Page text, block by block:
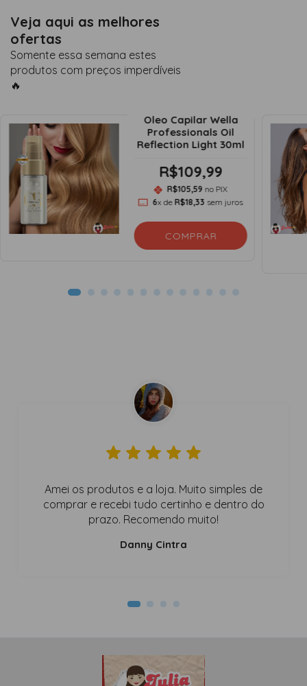
Veja aqui as melhores
ofertas
Somente essa semana estes
produtos com preços imperdíveis
🔥
Oleo Capilar Wella
Professionals Oil
Reflection Light 30ml
R$109,99
R$105,59 no PIX
6x de R$18,33 sem juros
COMPRAR
Amei os produtos e a loja. Muito simples de
comprar e recebi tudo certinho e dentro do
prazo. Recomendo muito!
Danny Cintra